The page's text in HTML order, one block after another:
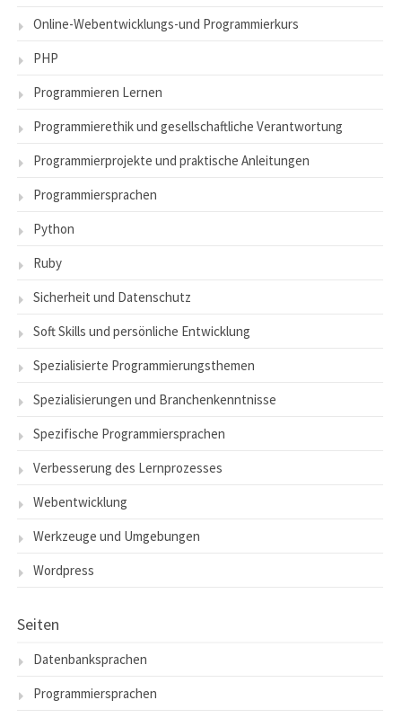
Online-Webentwicklungs-und Programmierkurs
PHP
Programmieren Lernen
Programmierethik und gesellschaftliche Verantwortung
Programmierprojekte und praktische Anleitungen
Programmiersprachen
Python
Ruby
Sicherheit und Datenschutz
Soft Skills und persönliche Entwicklung
Spezialisierte Programmierungsthemen
Spezialisierungen und Branchenkenntnisse
Spezifische Programmiersprachen
Verbesserung des Lernprozesses
Webentwicklung
Werkzeuge und Umgebungen
Wordpress
Seiten
Datenbanksprachen
Programmiersprachen